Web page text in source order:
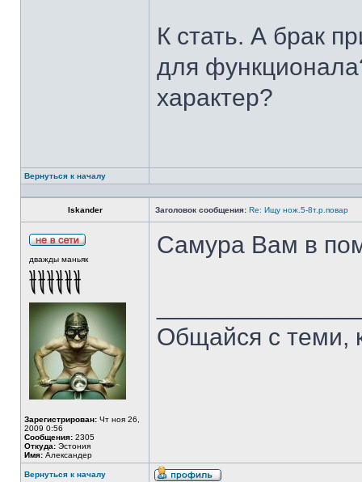
К стать. А брак
для
характер?
Вернуться к началу
Iskander Заголовок сообщения: Re: Ищу нож.5-8т.р.повар
дважды маньяк
Зарегистрирован: Чт ноя 26,
2009 0:56
Сообщения: 2305
Откуда: Эстония
Имя: Александер
Самура Вам в
Общайся с теми,
Вернуться к началу